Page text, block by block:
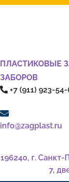
ПЛАСТИКОВЫЕ
ЗАБОРОВ
+7 (911) 923-
info@zagplast.ru
196240, г.
7,